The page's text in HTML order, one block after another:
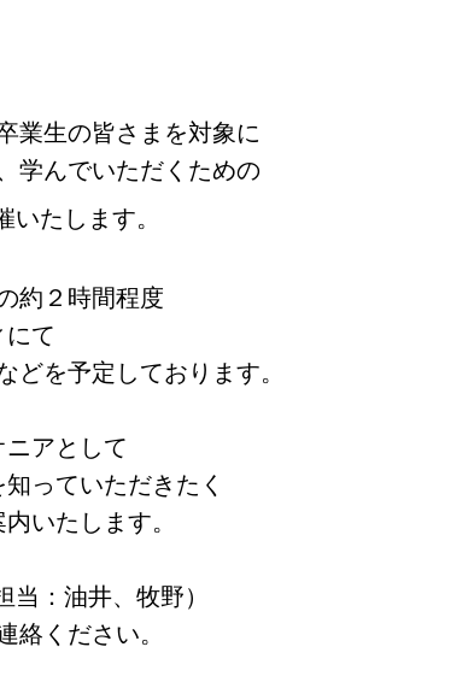
業生の皆さまを対象に
学んでいただくための
いたします。
約２時間程度
にて
どを予定しております。
アとして
っていただきたく
いたします。
当：油井、牧野）
絡ください。